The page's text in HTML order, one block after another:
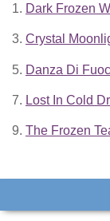
1. Dark Frozen
3. Crystal
5. Danza Di
7. Lost In Cold
9. The Frozen